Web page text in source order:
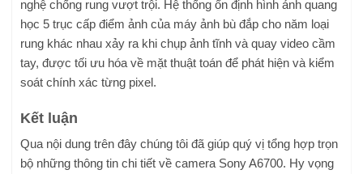
nghệ chống rung vượt trội. Hệ thống ổn định hình ảnh quang
học 5 trục cấp điểm ảnh của máy ảnh bù đắp cho năm loại
rung khác nhau xảy ra khi chụp ảnh tĩnh và quay video cầm
tay, được tối ưu hóa về mặt thuật toán để phát hiện và kiểm
soát chính xác từng pixel.
Kết luận
Qua nội dung trên đây chúng tôi đã giúp quý vị tổng hợp trọn
bộ những thông tin chi tiết về camera Sony A6700. Hy vọng